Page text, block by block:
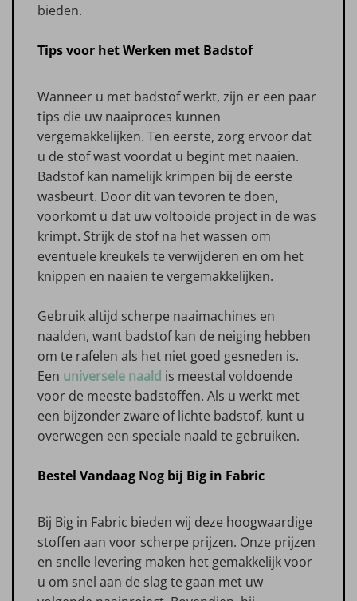
bieden.
Tips voor het Werken met Badstof
Wanneer u met badstof werkt, zijn er een paar
tips die uw naaiproces kunnen
vergemakkelijken. Ten eerste, zorg ervoor dat
u de stof wast voordat u begint met naaien.
Badstof kan namelijk krimpen bij de eerste
wasbeurt. Door dit van tevoren te doen,
voorkomt u dat uw voltooide project in de was
krimpt. Strijk de stof na het wassen om
eventuele kreukels te verwijderen en om het
knippen en naaien te vergemakkelijken.
Gebruik altijd scherpe naaimachines en
naalden, want badstof kan de neiging hebben
om te rafelen als het niet goed gesneden is.
Een universele naald is meestal voldoende
voor de meeste badstoffen. Als u werkt met
een bijzonder zware of lichte badstof, kunt u
overwegen een speciale naald te gebruiken.
Bestel Vandaag Nog bij Big in Fabric
Bij Big in Fabric bieden wij deze hoogwaardige
stoffen aan voor scherpe prijzen. Onze prijzen
en snelle levering maken het gemakkelijk voor
u om snel aan de slag te gaan met uw